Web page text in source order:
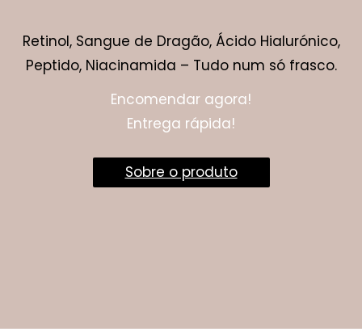
Retinol, Sangue de Dragão, Ácido Hialurónico,
Peptido, Niacinamida – Tudo num só frasco.
Encomendar agora!
Entrega rápida!
Sobre o produto